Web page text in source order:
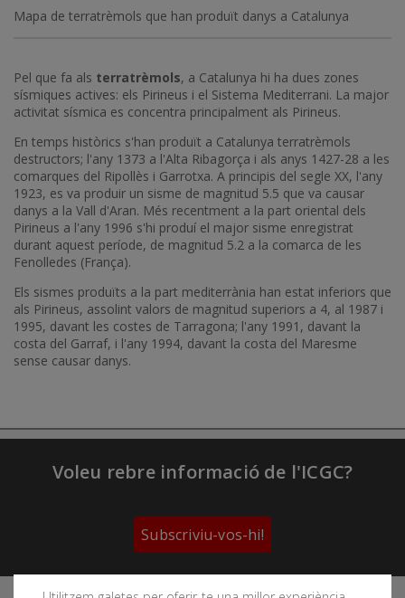
Mapa de terratrèmols que han produït danys a Catalunya
Pel que fa als terratrèmols, a Catalunya hi ha dues zones
sísmiques actives: els Pirineus i el Sistema Mediterrani. La major
activitat sísmica es concentra principalment als Pirineus.
En temps històrics s'han produït a Catalunya terratrèmols
destructors; l'any 1373 a l'Alta Ribagorça i als anys 1427-28 a les
comarques del Ripollès i Garrotxa. A principis del segle XX, l'any
1923, es va produir un sisme de magnitud 5.5 que va causar
danys a la Vall d'Aran. Més recentment a la part oriental dels
Pirineus a l'any 1996 s'hi produí el major sisme enregistrat
durant aquest període, de magnitud 5.2 a la comarca de les
Fenolledes (França).
Els sismes produïts a la part mediterrània han estat inferiors que
als Pirineus, assolint valors de magnitud superiors a 4, al 1987 i
1995, davant les costes de Tarragona; l'any 1991, davant la
costa del Garraf, i l'any 1994, davant la costa del Maresme
sense causar danys.
Voleu rebre informació de l'ICGC?
Subscriviu-vos-hi!